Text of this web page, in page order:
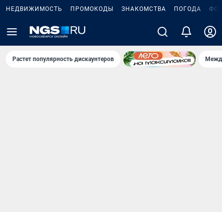
НЕДВИЖИМОСТЬ ПРОМОКОДЫ ЗНАКОМСТВА ПОГОДА
Растет популярность дискаунтеров